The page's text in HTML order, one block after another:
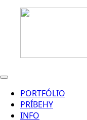
PORTFÓLIO
PRÍBEHY
INFO